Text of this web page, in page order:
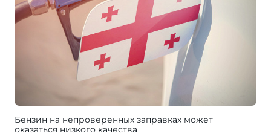
Бензин на непроверенных заправках может
оказаться низкого качества